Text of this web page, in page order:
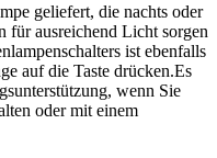
geliefert, die nachts oder
für ausreichend Licht sorgen
ist ebenfalls
auf die Taste drücken.Es
wenn Sie
oder mit einem